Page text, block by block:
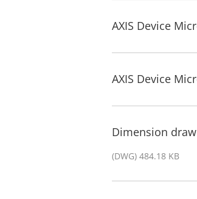
AXIS Device
AXIS Device
Dimension
(DWG) 484.18 KB